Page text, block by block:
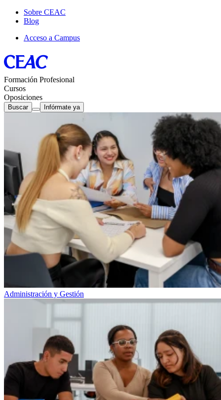
Sobre CEAC
Blog
Acceso a Campus
Formación Profesional
Cursos
Oposiciones
Buscar Infórmate ya
Administración y Gestión